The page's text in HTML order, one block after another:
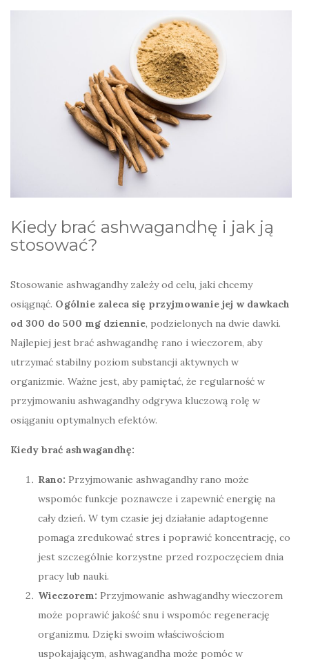
Kiedy brać ashwagandhę i jak ją
stosować?
Stosowanie ashwagandhy zależy od celu, jaki chcemy
osiągnąć. Ogólnie zaleca się przyjmowanie jej w dawkach
od 300 do 500 mg dziennie, podzielonych na dwie dawki.
Najlepiej jest brać ashwagandhę rano i wieczorem, aby
utrzymać stabilny poziom substancji aktywnych w
organizmie. Ważne jest, aby pamiętać, że regularność w
przyjmowaniu ashwagandhy odgrywa kluczową rolę w
osiąganiu optymalnych efektów.
Kiedy brać ashwagandhę:
Rano: Przyjmowanie ashwagandhy rano może
wspomóc funkcje poznawcze i zapewnić energię na
cały dzień. W tym czasie jej działanie adaptogenne
pomaga zredukować stres i poprawić koncentrację, co
jest szczególnie korzystne przed rozpoczęciem dnia
pracy lub nauki.
Wieczorem: Przyjmowanie ashwagandhy wieczorem
może poprawić jakość snu i wspomóc regenerację
organizmu. Dzięki swoim właściwościom
uspokajającym, ashwagandha może pomóc w